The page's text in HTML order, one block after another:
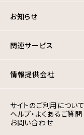
お知らせ
関連サービス
情報提供会社
サイトのご利用について
ヘルプ・よくあるご質問
お問い合わせ